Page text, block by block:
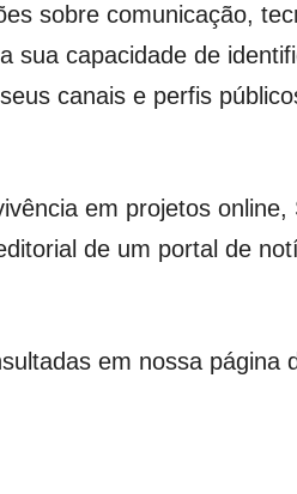
sobre comunicação,
sua capacidade de
canais e perfis
em projetos
de um portal de
em nossa página